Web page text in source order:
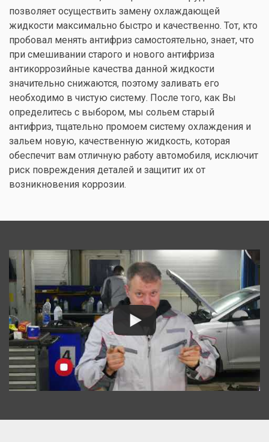
позволяет осуществить замену охлаждающей
жидкости максимально быстро и качественно. Тот, кто
пробовал менять антифриз самостоятельно, знает, что
при смешивании старого и нового антифриза
антикоррозийные качества данной жидкости
значительно снижаются, поэтому заливать его
необходимо в чистую систему. После того, как Вы
определитесь с выбором, мы сольем старый
антифриз, тщательно промоем систему охлаждения и
зальем новую, качественную жидкость, которая
обеспечит вам отличную работу автомобиля, исключит
риск повреждения деталей и защитит их от
возникновения коррозии.